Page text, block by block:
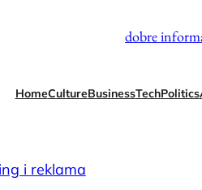
dobre
HomeCultureBusinessTechPolitics
i reklama